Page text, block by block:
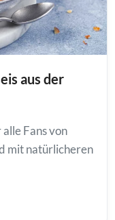
aus der
Fans von
mit natürlicheren